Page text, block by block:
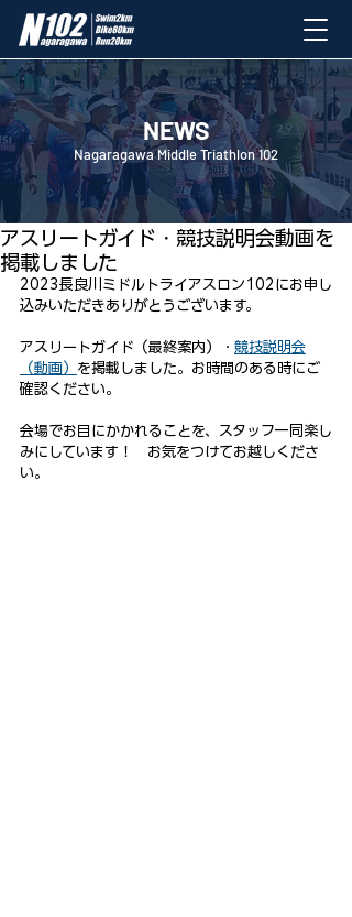
アスリートガイド・競技説明会動画を
掲載しました
2023年5月13日
2023長良川ミドルトライアスロン102にお申し
込みいただきありがとうございます。
アスリートガイド（最終案内）・ 競技説明会
（動画） を掲載しました。お時間のある時にご
確認ください。
会場でお目にかかれることを、スタッフ一同楽し
みにしています！　お気をつけてお越しくださ
い。
NEWS
Nagaragawa Middle Triathlon 102